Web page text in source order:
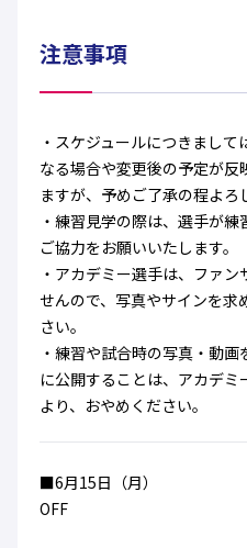
ガールズU-15
西U-15
ガールズU-15
U-18
U-12
ガールズU-15
アカデミー
セレクション
フィロソフィー
ハナサカクラブ
セレッソ大阪
注意事項
・スケジュールにつきまし
なる場合や変更後の予定が
ますが、予めご了承の程よろ
・練習見学の際は、選手が
ご協力をお願いいたします。
・アカデミー選手は、ファ
せんので、写真やサインを
さい。
・練習や試合時の写真・動
に公開することは、アカデ
より、おやめください。
■6月15日（月）
OFF